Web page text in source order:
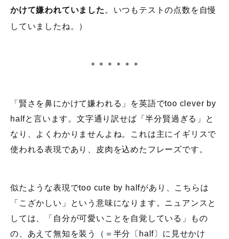
かけて嫌われていました 。いつもテストの点数を自慢
していましたね。）
＊＊＊＊＊＊
「賢さを鼻にかけて嫌われる」を英語でtoo clever by
halfと言います。文字通り訳せば「半分賢過ぎる」と
なり、よくわかりませんよね。これは主にイギリスで
使われる表現であり、皮肉を込めたフレーズです。
似たような表現でtoo cute by halfがあり、こちらは
「こざかしい」という意味になります。ニュアンスと
しては、「自分が可愛いことを自覚している」もの
の、あえて無知を装う（＝半分〔half〕に見せかけ